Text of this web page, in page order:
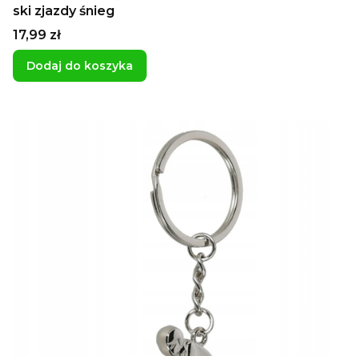
ski zjazdy śnieg
Cena
17,99 zł
Dodaj do koszyka